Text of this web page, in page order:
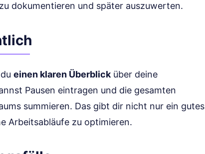
dokumentieren und später auszuwerten.
einen klaren Überblick über deine
Pausen eintragen und die gesamten
summieren. Das gibt dir nicht nur ein gutes
Arbeitsabläufe zu optimieren.